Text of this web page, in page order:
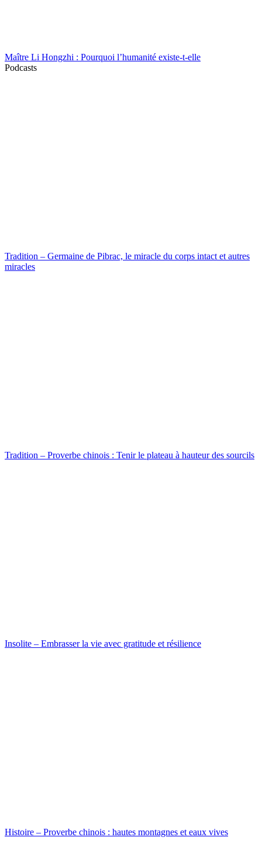
Maître Li Hongzhi : Pourquoi l’humanité existe-t-elle
Podcasts
Tradition – Germaine de Pibrac, le miracle du corps intact et autres
miracles
Tradition – Proverbe chinois : Tenir le plateau à hauteur des sourcils
Insolite – Embrasser la vie avec gratitude et résilience
Histoire – Proverbe chinois : hautes montagnes et eaux vives